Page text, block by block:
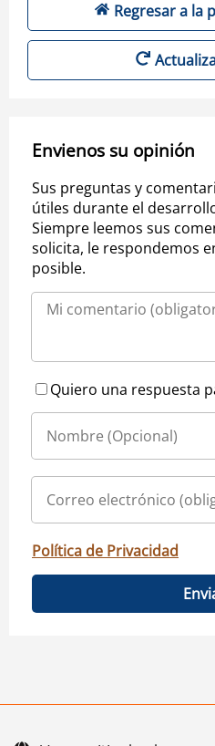
Regresar a la
Envienos su opinión
Sus preguntas y
útiles durante el
Siempre leemos sus
solicita, le respondemos
posible.
Quiero una respuesta
Política de Privacidad